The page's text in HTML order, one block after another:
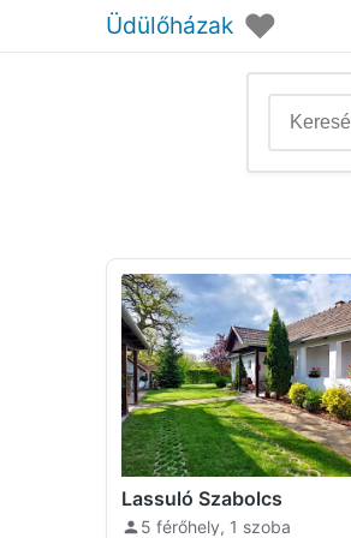
Üdülőházak ♥
Lassuló Szabolcs
5 férőhely, 1 szoba